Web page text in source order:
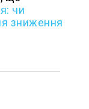
чи
зниження